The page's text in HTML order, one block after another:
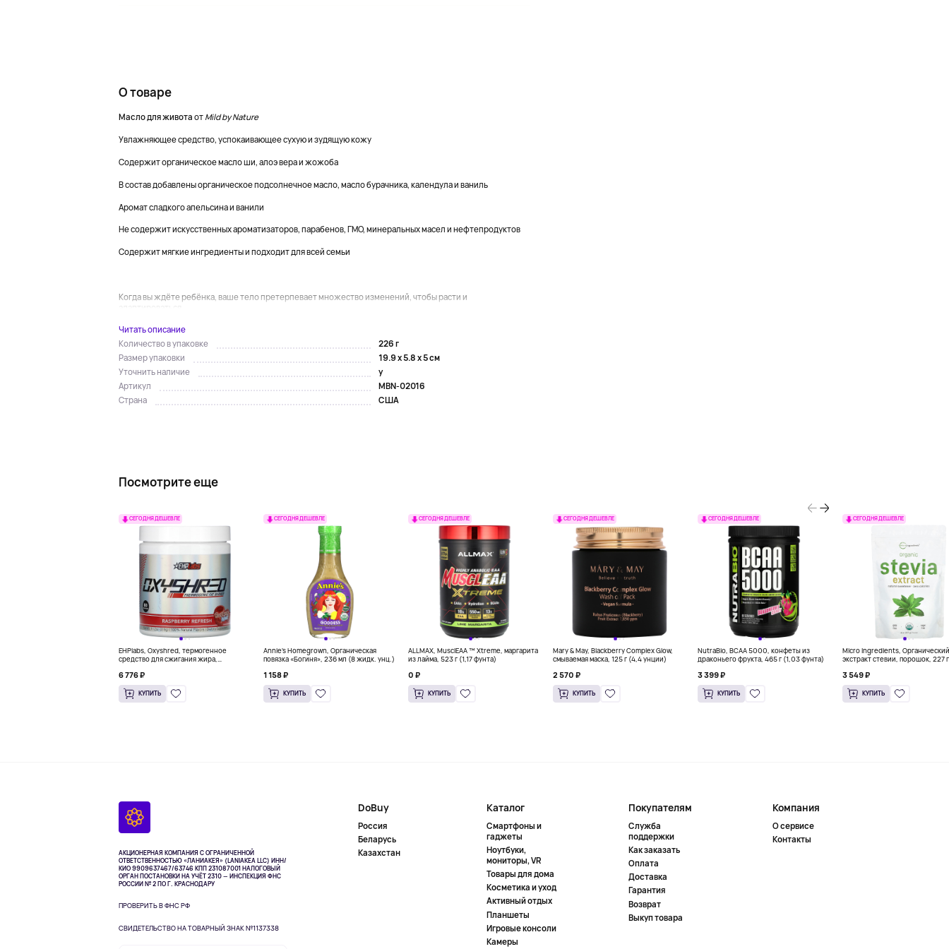
О товаре
Масло для живота от Mild by Nature
Увлажняющее средство, успокаивающее сухую и зудящую кожу
Содержит органическое масло ши, алоэ вера и жожоба
В состав добавлены органическое подсолнечное масло, масло бурачника, календула и ваниль
Аромат сладкого апельсина и ванили
Не содержит искусственных ароматизаторов, парабенов, ГМО, минеральных масел и нефтепродуктов
Содержит мягкие ингредиенты и подходит для всей семьи
Когда вы ждёте ребёнка, ваше тело претерпевает множество изменений, чтобы расти и
Читать описание
Количество в упаковке
226 г
Размер упаковки
19.9 x 5.8 x 5 см
Уточнить наличие
y
Артикул
MBN-02016
Страна
США
Посмотрите еще
СЕГОДНЯ ДЕШЕВЛЕ
EHPlabs, Oxyshred, термогенное
средство для сжигания жира,
унции)
6 776 ₽
КУПИТЬ
СЕГОДНЯ ДЕШЕВЛЕ
Annie's Homegrown, Органическая
повязка «Богиня», 236 мл (8 жидк. унц.)
1 158 ₽
КУПИТЬ
СЕГОДНЯ ДЕШЕВЛЕ
ALLMAX, MusclEAA ™ Xtreme, маргарита
из лайма, 523 г (1,17 фунта)
0 ₽
КУПИТЬ
СЕГОДНЯ ДЕШЕВЛЕ
Mary & May, Blackberry Complex Glow,
смываемая маска, 125 г (4,4 унции)
2 570 ₽
КУПИТЬ
СЕГОДНЯ ДЕШЕВЛЕ
NutraBio, BCAA 5000, конфеты из
драконьего фрукта, 465 г (1,03 фунта)
3 399 ₽
КУПИТЬ
СЕГОДНЯ ДЕШЕВЛЕ
Micro Ingredients, Органический
экстракт стевии, порошок, 227
3 549 ₽
КУПИТЬ
АКЦИОНЕРНАЯ КОМПАНИЯ С ОГРАНИЧЕННОЙ
ОТВЕТСТВЕННОСТЬЮ «ЛАНИАКЕЯ» (LANIAKEA LLC) ИНН/
КИО 9909637467/63746 КПП 231087001НАЛОГОВЫЙ
ОРГАН ПОСТАНОВКИ НА УЧЁТ 2310 — ИНСПЕКЦИЯ ФНС
РОССИИ № 2 ПО Г. КРАСНОДАРУ
ПРОВЕРИТЬ В ФНС РФ
СВИДЕТЕЛЬСТВО НА ТОВАРНЫЙ ЗНАК №1137338
DoBuy
Россия
Беларусь
Казахстан
Каталог
Смартфоны и
гаджеты
Ноутбуки,
мониторы, VR
Товары для дома
Косметика и уход
Активный отдых
Планшеты
Игровые консоли
Камеры
Покупателям
Служба
поддержки
Как заказать
Оплата
Доставка
Гарантия
Возврат
Выкуп товара
Компания
О сервисе
Контакты